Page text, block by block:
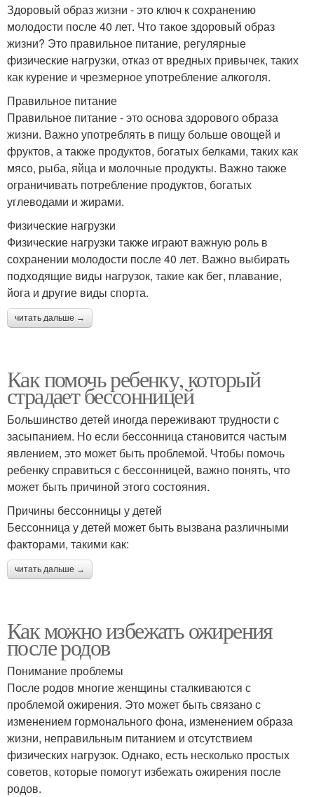
Здоровый образ жизни - это ключ к сохранению
молодости после 40 лет. Что такое здоровый образ
жизни? Это правильное питание, регулярные
физические нагрузки, отказ от вредных привычек, таких
как курение и чрезмерное употребление алкоголя.
Правильное питание
Правильное питание - это основа здорового образа
жизни. Важно употреблять в пищу больше овощей и
фруктов, а также продуктов, богатых белками, таких как
мясо, рыба, яйца и молочные продукты. Важно также
ограничивать потребление продуктов, богатых
углеводами и жирами.
Физические нагрузки
Физические нагрузки также играют важную роль в
сохранении молодости после 40 лет. Важно выбирать
подходящие виды нагрузок, такие как бег, плавание,
йога и другие виды спорта.
читать дальше →
Как помочь ребенку, который
страдает бессонницей
Большинство детей иногда переживают трудности с
засыпанием. Но если бессонница становится частым
явлением, это может быть проблемой. Чтобы помочь
ребенку справиться с бессонницей, важно понять, что
может быть причиной этого состояния.
Причины бессонницы у детей
Бессонница у детей может быть вызвана различными
факторами, такими как:
читать дальше →
Как можно избежать ожирения
после родов
Понимание проблемы
После родов многие женщины сталкиваются с
проблемой ожирения. Это может быть связано с
изменением гормонального фона, изменением образа
жизни, неправильным питанием и отсутствием
физических нагрузок. Однако, есть несколько простых
советов, которые помогут избежать ожирения после
родов.